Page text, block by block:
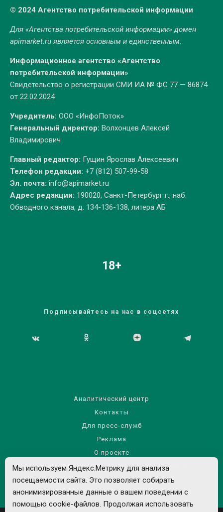
© 2024 Агентство потребительской информации
Для «Агентства потребительской информации» домен
apimarket.ruявляется основным и единственным.
Информационное агентство «Агентство
потребительской информации»
Свидетельство о регистрации СМИ ИА № ФС 77 — 86874
от 22.02.2024
Учредитель: ООО «ИнфоПоток»
Генеральный директор: Волхонцев Алексей
Владимирович
Главный редактор: Гущин Ярослав Алексеевич
Телефон редакции: +7 (812) 507-99-58
Эл. почта: info@apimarket.ru
Адрес редакции: 190020, Санкт-Петербург г., наб.
Обводного канала, д. 134-136-138, литера АБ
18+
Подписывайтесь на нас в соцсетях
Аналитический центр
Контакты
Для пресс-служб
Реклама
О проекте
Правила использования материалов сайта
Политика обработки персональных данных
Мы используем Яндекс.Метрику для анализа
посещаемости сайта. Это позволяет собирать
анонимизированные данные о вашем поведении с
помощью cookie-файлов. Продолжая использовать